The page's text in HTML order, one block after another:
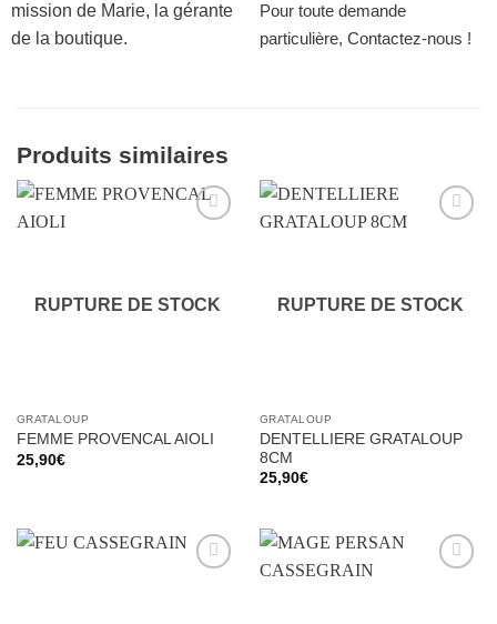
mission de Marie, la gérante
de la boutique.
Pour toute demande
particulière, Contactez-nous !
Produits similaires
RUPTURE DE STOCK
GRATALOUP
FEMME PROVENCAL AIOLI
25,90€
RUPTURE DE STOCK
GRATALOUP
DENTELLIERE GRATALOUP
8CM
25,90€